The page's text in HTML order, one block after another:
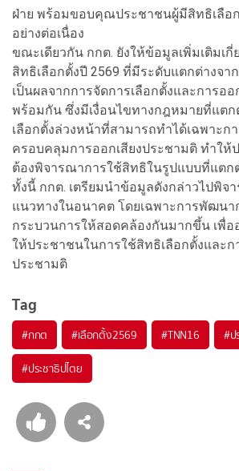
ฝ่าย พร้อมขอบคุณประชาชนผู้มีสิทธิเลือ
อย่างต่อเนื่อง
ขณะเดียวกัน กกต. ยังให้ข้อมูลเพิ่มเติมเกี่
สิทธิเลือกตั้งปี 2569 ที่มีระดับแตกต่างจา
เป็นผลจากการจัดการเลือกตั้งและการอ
พร้อมกัน ซึ่งมีเงื่อนไขทางกฎหมายที่แตก
เลือกตั้งล่วงหน้าที่สามารถทำได้เฉพาะก
ครอบคลุมการออกเสียงประชามติ ทำให้
ต้องพิจารณาการใช้สิทธิในรูปแบบที่แตก
ทั้งนี้ กกต. เตรียมนำข้อมูลดังกล่าวไปพิจ
แนวทางในอนาคต โดยเฉพาะการพัฒน
กระบวนการให้สอดคล้องกันมากขึ้น เพื่อ
ให้ประชาชนในการใช้สิทธิเลือกตั้งและก
ประชามติ
Tag
#กกต #เลือกตั้ง2569 #TNN16 #ป
#ประชาธิปไตย